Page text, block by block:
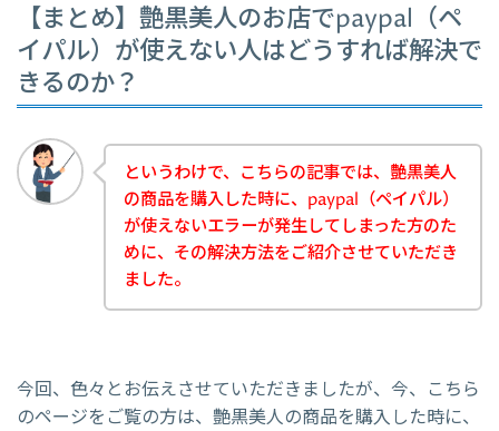
【まとめ】艶黒美人のお店でpaypal（ペ
イパル）が使えない人はどうすれば解決で
きるのか？
というわけで、こちらの記事では、艶黒美人
の商品を購入した時に、paypal（ペイパル）
が使えないエラーが発生してしまった方のた
めに、その解決方法をご紹介させていただき
ました。
今回、色々とお伝えさせていただきましたが、今、こちら
のページをご覧の方は、艶黒美人の商品を購入した時に、